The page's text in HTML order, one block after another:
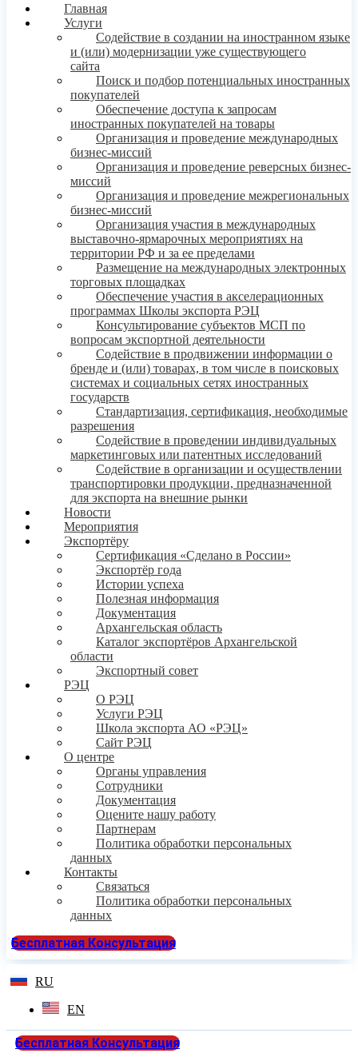
Главная
Услуги
Содействие в создании на иностранном языке
и (или) модернизации уже существующего
сайта
Поиск и подбор потенциальных иностранных
покупателей
Обеспечение доступа к запросам
иностранных покупателей на товары
Организация и проведение международных
бизнес-миссий
Организация и проведение реверсных бизнес-
миссий
Организация и проведение межрегиональных
бизнес-миссий
Организация участия в международных
выставочно-ярмарочных мероприятиях на
территории РФ и за ее пределами
Размещение на международных электронных
торговых площадках
Обеспечение участия в акселерационных
программах Школы экспорта РЭЦ
Консультирование субъектов МСП по
вопросам экспортной деятельности
Содействие в продвижении информации о
бренде и (или) товарах, в том числе в поисковых
системах и социальных сетях иностранных
государств
Стандартизация, сертификация, необходимые
разрешения
Содействие в проведении индивидуальных
маркетинговых или патентных исследований
Содействие в организации и осуществлении
транспортировки продукции, предназначенной
для экспорта на внешние рынки
Новости
Мероприятия
Экспортёру
Сертификация «Сделано в России»
Экспортёр года
Истории успеха
Полезная информация
Документация
Архангельская область
Каталог экспортёров Архангельской
области
Экспортный совет
РЭЦ
О РЭЦ
Услуги РЭЦ
Школа экспорта АО «РЭЦ»
Сайт РЭЦ
О центре
Органы управления
Сотрудники
Документация
Оцените нашу работу
Партнерам
Политика обработки персональных
данных
Контакты
Связаться
Политика обработки персональных
данных
Бесплатная Консультация
RU
EN
Бесплатная Консультация